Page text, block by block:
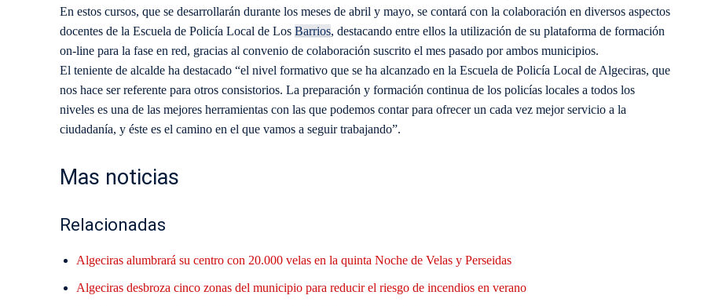
En estos cursos, que se desarrollarán durante los meses de abril y mayo, se contará con la colaboración en diversos aspectos
docentes de la Escuela de Policía Local de Los Barrios, destacando entre ellos la utilización de su plataforma de formación
on-line para la fase en red, gracias al convenio de colaboración suscrito el mes pasado por ambos municipios.
El teniente de alcalde ha destacado “el nivel formativo que se ha alcanzado en la Escuela de Policía Local de Algeciras, que
nos hace ser referente para otros consistorios. La preparación y formación continua de los policías locales a todos los
niveles es una de las mejores herramientas con las que podemos contar para ofrecer un cada vez mejor servicio a la
ciudadanía, y éste es el camino en el que vamos a seguir trabajando”.
Mas noticias
Relacionadas
Algeciras alumbrará su centro con 20.000 velas en la quinta Noche de Velas y Perseidas
Algeciras desbroza cinco zonas del municipio para reducir el riesgo de incendios en verano